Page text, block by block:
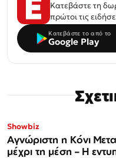
Κατεβάστε τη
πρώτοι τις
Κατεβάστε το από το
Google Play
Showbiz
Αγνώριστη η Κόνι
μέχρι τη μέση – Η